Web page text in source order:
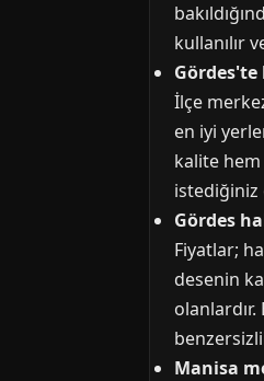
kullanılır
İlçe
en iyi
kalite hem
istediğiniz
Gördes
Fiyatlar;
desenin
Manisa